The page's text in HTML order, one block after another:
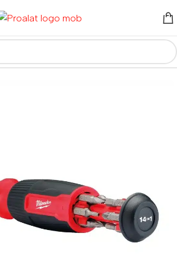
alat || Ručni alati i oprema Odvijači